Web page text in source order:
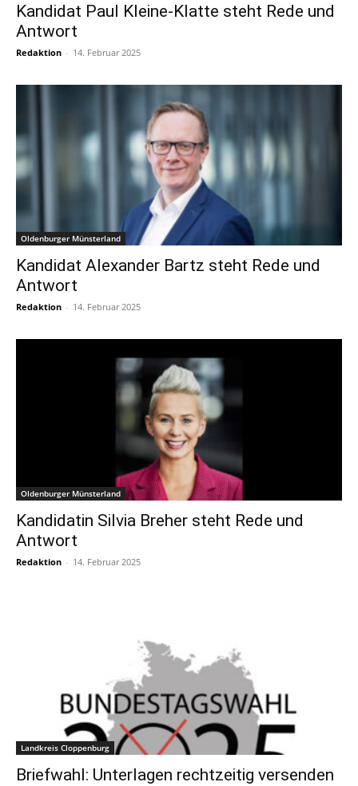
Kandidat Paul Kleine-Klatte steht Rede und
Antwort
Redaktion - 14. Februar 2025
Oldenburger Münsterland
Kandidat Alexander Bartz steht Rede und
Antwort
Redaktion - 14. Februar 2025
Oldenburger Münsterland
Kandidatin Silvia Breher steht Rede und
Antwort
Redaktion - 14. Februar 2025
Landkreis Cloppenburg
Briefwahl: Unterlagen rechtzeitig versenden